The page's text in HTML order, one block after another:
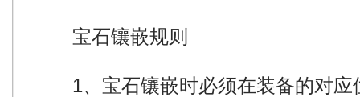
宝石镶嵌规则
1、宝石镶嵌时必须在装备的对应